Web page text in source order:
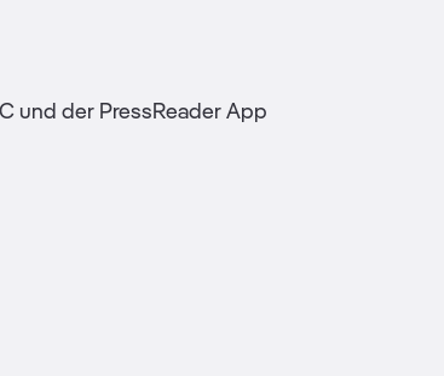
und der PressReader App